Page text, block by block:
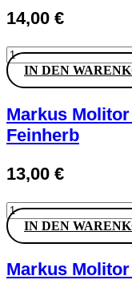
14,00 €
Markus
Molitor
Klosterberg
Blanc
Menge
IN DEN
Markus
Feinherb
13,00 €
Markus
Molitor
Blauschiefer
Feinherb
Menge
IN DEN
Markus